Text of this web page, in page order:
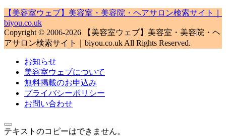
【美容室ウェブ】美容室・美容院・ヘアサロン検索サイト｜
biyou.co.uk
Copyright © 2006-2026 【美容室ウェブ】美容室・美容院・ヘ
アサロン検索サイト｜biyou.co.uk All Rights Reserved.
お知らせ
美容室ウェブについて
無料掲載のお申込み
プライバシーポリシー
お問い合わせ
テキストのコピーはできません。